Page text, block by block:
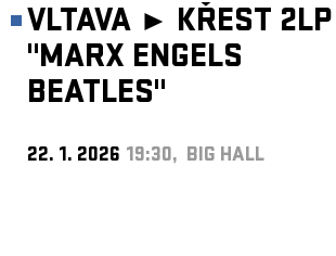
VLTAVA ► KŘEST 2LP
"MARX ENGELS
BEATLES"
22. 1. 2026 19:30, BIG HALL